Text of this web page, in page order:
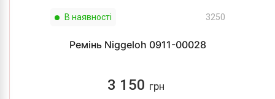
В наявності 3250
Ремінь Niggeloh 0911-00028
3 150 грн